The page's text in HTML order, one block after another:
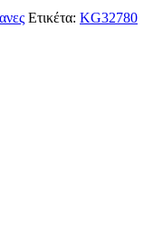
Ετικέτα: KG32780